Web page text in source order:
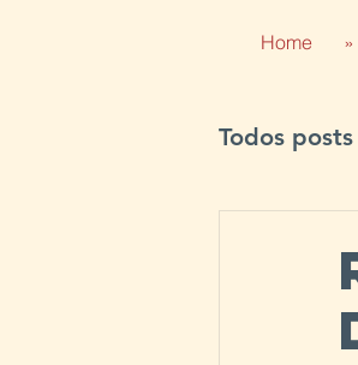
Home
Todos posts